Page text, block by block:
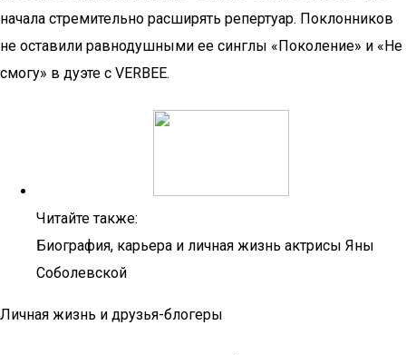
начала стремительно расширять репертуар. Поклонников
не оставили равнодушными ее синглы «Поколение» и «Не
смогу» в дуэте с VERBEE.
Читайте также:
Биография, карьера и личная жизнь актрисы Яны
Соболевской
Личная жизнь и друзья-блогеры